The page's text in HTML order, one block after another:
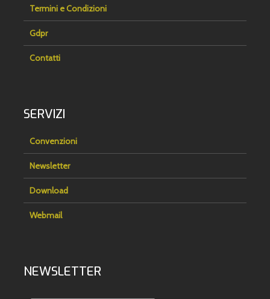
Termini e Condizioni
Gdpr
Contatti
SERVIZI
Convenzioni
Newsletter
Download
Webmail
NEWSLETTER